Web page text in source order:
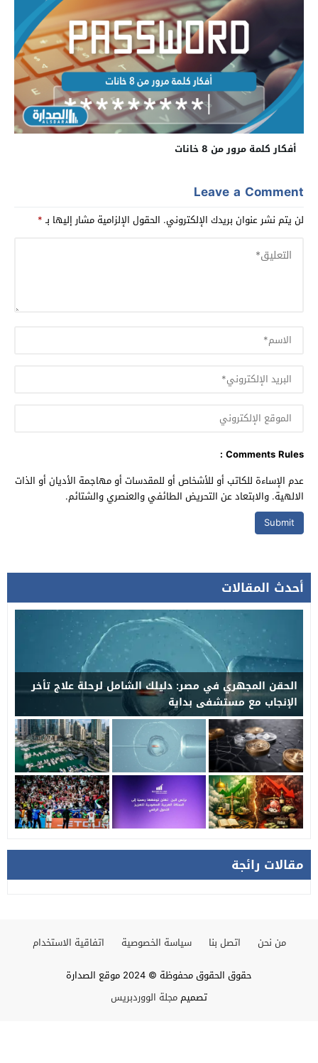
أفكار كلمة مرور من 8 خانات
Leave a Comment
لن يتم نشر عنوان بريدك الإلكتروني. الحقول الإلزامية مشار إليها بـ*
Comments Rules :
عدم الإساءة للكاتب أو للأشخاص أو للمقدسات أو مهاجمة الأديان أو الذات
الالهية. والابتعاد عن التحريض الطائفي والعنصري والشتائم.
أحدث المقالات
الحقن المجهري في مصر: دليلك الشامل لرحلة علاج تأخر
الإنجاب مع مستشفى بداية
مقالات رائجة
من نحن اتصل بنا سياسة الخصوصية
اتفاقية الاستخدام
حقوق الحقوق محفوظة © 2024 موقع الصدارة
تصميممجلة الووردبريس